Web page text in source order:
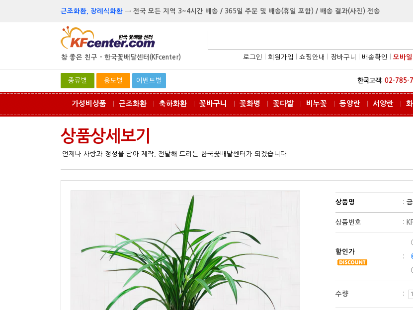
근조화환, 장례식화환 → 전국 모든 지역 3~4시간 배송 / 365일 주문 및 배송(휴일 포함) / 배송 결과(사진) 전송
참 좋은 친구 - 한국꽃배달센터(KFcenter) 로그인 회원가입 쇼핑안내 장바구니 배송확인 모바
종류별 용도별 이벤트별 한국고객: 02-785-
가성비상품 근조화환 축하화환 꽃바구니 꽃화병 꽃다발 비누꽃 동양란 서양란
상품상세보기
언제나 사랑과 정성을 담아 제작, 전달해 드리는 한국꽃배달센터가 되겠습니다.
상품명 : 금
상품번호 :
할인가
:
수량 :